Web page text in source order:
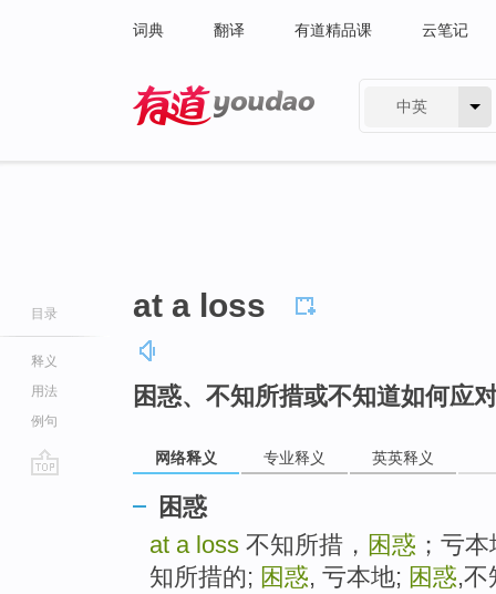
词典 翻译 有道精品课 云笔记
中英
目录
释义
用法
例句
at a loss
困惑、不知所措或不知道如何应
网络释义 专业释义 英英释义
困惑
at a loss 不知所措， 困惑 ；亏
知所措的; 困惑, 亏本地; 困惑,